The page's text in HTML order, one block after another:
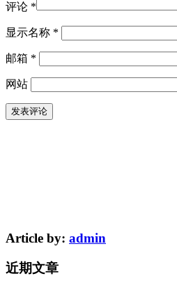
评论 *
显示名称 *
邮箱 *
网站
Article by: admin
近期文章